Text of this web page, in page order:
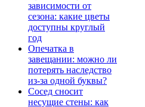
зависимости от
сезона: какие цветы
доступны круглый
год
Опечатка в
завещании: можно ли
потерять наследство
из-за одной буквы?
Сосед сносит
несущие стены: как